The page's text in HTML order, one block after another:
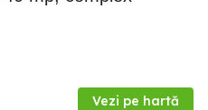
Vezi pe hartă